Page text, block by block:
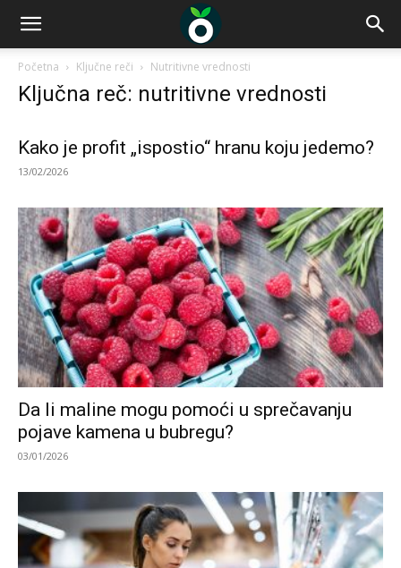
Početna Ključne reči Nutritivne vrednosti
Ključna reč: nutritivne vrednosti
Kako je profit „ispostio“ hranu koju jedemo?
13/02/2026
Da li maline mogu pomoći u sprečavanju
pojave kamena u bubregu?
03/01/2026